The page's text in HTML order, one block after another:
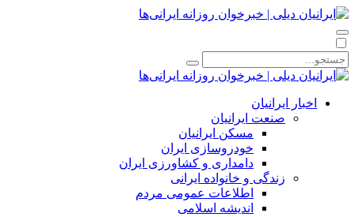
اخبار ایرانیان
صنعت ایرانیان
مسکن ایرانیان
خودروسازی ایران
دامداری و کشاورزی ایران
زندگی و خانواده ایرانی
اطلاعات عمومی مردم
اندیشه اسلامی